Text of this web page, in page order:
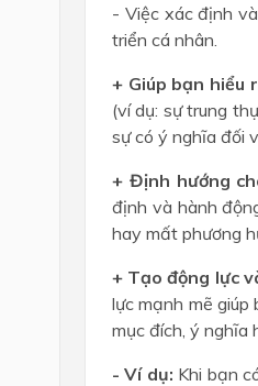
- Việc xác định
triển cá nhân.
+ Giúp bạn hiểu
(ví dụ: sự trung
sự có ý nghĩa đối
+ Định hướng
định và hành
hay mất phương
+ Tạo động lực
lực mạnh mẽ
mục đích, ý nghĩa
- Ví dụ: Khi bạn